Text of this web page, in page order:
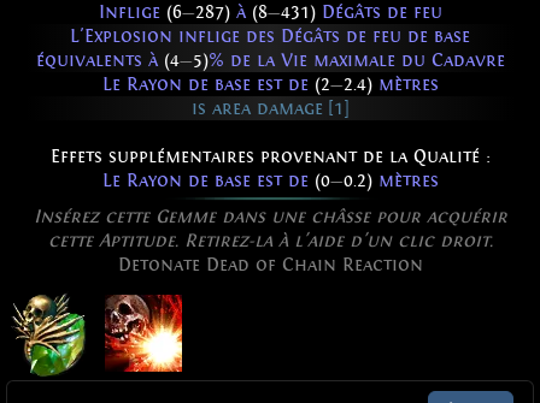
Inflige (6—287)à (8—431)Dégâts de feu
L'Explosion inflige des Dégâts de feu de base
équivalents à (4—5)% de la Vie maximale du Cadavre
Le Rayon de base est de (2—2.4)mètres
is area damage [1]
Effets supplémentaires provenant de la Qualité :
Le Rayon de base est de (0—0.2)mètres
Insérez cette Gemme dans une châsse pour acquérir
cette Aptitude. Retirez-la à l'aide d'un clic droit.
Detonate Dead of Chain Reaction